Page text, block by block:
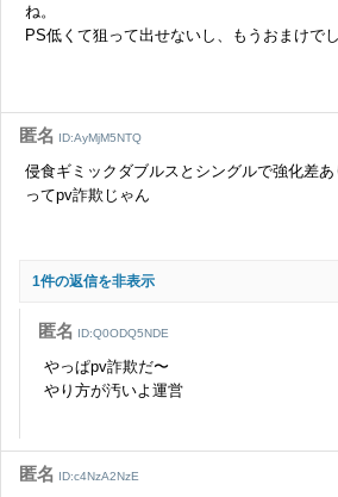
ね。
PS低くて狙って出せないし、もうおまけで
匿名 ID:AyMjM5NTQ
侵食ギミックダブルスとシングルで強化差
ってpv詐欺じゃん
1件の返信を非表示
匿名 ID:Q0ODQ5NDE
やっぱpv詐欺だ〜
やり方が汚いよ運営
匿名 ID:c4NzA2NzE